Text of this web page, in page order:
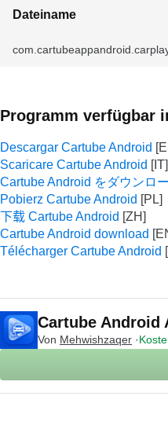
Dateiname
Programm verfügbar
Descargar Cartube Android
Scaricare Cartube Android
Cartube Android をダウンロ
Pobierz Cartube Android
下载 Cartube Android
Cartube Android download
Télécharger Cartube Android
Cartube Android
Von Mehwishzaqer